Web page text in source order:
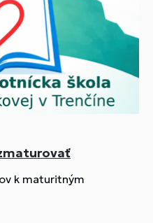
k maturitným